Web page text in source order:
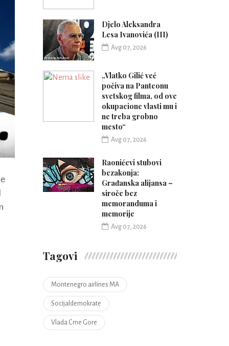
Djelo Aleksandra
Lesa Ivanovića (III)
Avg 07, 2026
„Vlatko Gilić već
počiva na Panteonu
svetskog filma, od ove
okupacione vlasti mu i
ne treba grobno
mesto“
Avg 07, 2026
Raonićevi stubovi
bezakonja:
Građanska alijansa –
siroče bez
memoranduma i
memorije
Avg 07, 2026
Tagovi
Montenegro airlines MA
Socijaldemokrate
Vlada Crne Gore